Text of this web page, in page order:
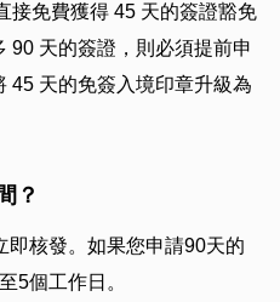
接免費獲得 45 天的簽證豁免
90 天的簽證，則必須提前申
45 天的免簽入境印章升級為
？
即核發。如果您申請90天的
5個工作日。